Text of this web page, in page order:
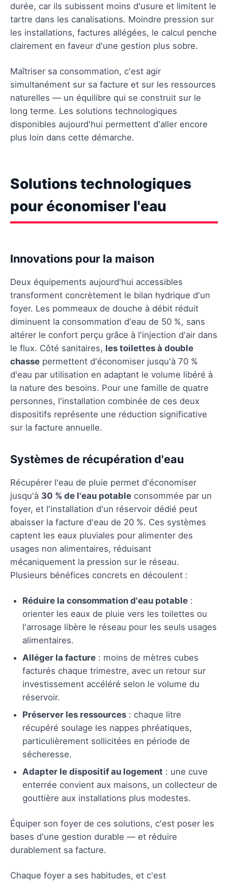
durée, car ils subissent moins d'usure et limitent le
tartre dans les canalisations. Moindre pression sur
les installations, factures allégées, le calcul penche
clairement en faveur d'une gestion plus sobre.
Maîtriser sa consommation, c'est agir
simultanément sur sa facture et sur les ressources
naturelles — un équilibre qui se construit sur le
long terme. Les solutions technologiques
disponibles aujourd'hui permettent d'aller encore
plus loin dans cette démarche.
Solutions technologiques
pour économiser l'eau
Innovations pour la maison
Deux équipements aujourd'hui accessibles
transforment concrètement le bilan hydrique d'un
foyer. Les pommeaux de douche à débit réduit
diminuent la consommation d'eau de 50 %, sans
altérer le confort perçu grâce à l'injection d'air dans
le flux. Côté sanitaires, les toilettes à double
chasse permettent d'économiser jusqu'à 70 %
d'eau par utilisation en adaptant le volume libéré à
la nature des besoins. Pour une famille de quatre
personnes, l'installation combinée de ces deux
dispositifs représente une réduction significative
sur la facture annuelle.
Systèmes de récupération d'eau
Récupérer l'eau de pluie permet d'économiser
jusqu'à 30 % de l'eau potable consommée par un
foyer, et l'installation d'un réservoir dédié peut
abaisser la facture d'eau de 20 %. Ces systèmes
captent les eaux pluviales pour alimenter des
usages non alimentaires, réduisant
mécaniquement la pression sur le réseau.
Plusieurs bénéfices concrets en découlent :
Réduire la consommation d'eau potable :
orienter les eaux de pluie vers les toilettes ou
l'arrosage libère le réseau pour les seuls usages
alimentaires.
Alléger la facture : moins de mètres cubes
facturés chaque trimestre, avec un retour sur
investissement accéléré selon le volume du
réservoir.
Préserver les ressources : chaque litre
récupéré soulage les nappes phréatiques,
particulièrement sollicitées en période de
sécheresse.
Adapter le dispositif au logement : une cuve
enterrée convient aux maisons, un collecteur de
gouttière aux installations plus modestes.
Équiper son foyer de ces solutions, c'est poser les
bases d'une gestion durable — et réduire
durablement sa facture.
Chaque foyer a ses habitudes, et c'est